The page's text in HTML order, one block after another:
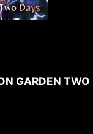
GARDEN TWO